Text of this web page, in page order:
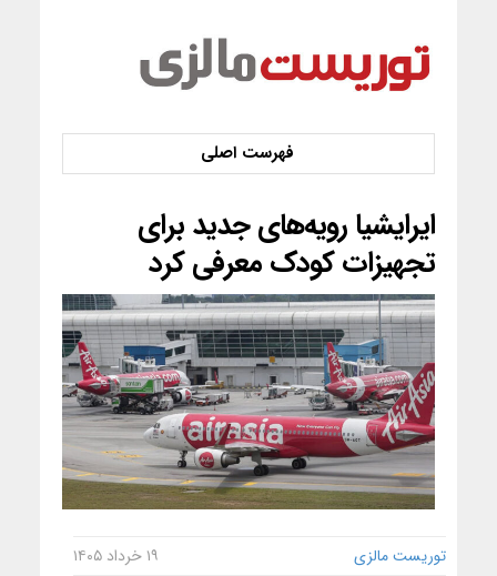
ایرایشیا رویه‌های جدید برای
تجهیزات کودک معرفی کرد
توریست مالزی ۱۹ خرداد ۱۴۰۵